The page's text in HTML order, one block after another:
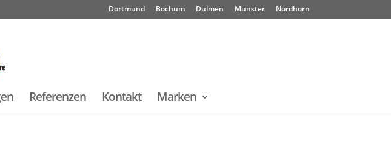
Dortmund Bochum Dülmen Münster Nordhorn
Referenzen Kontakt Marken